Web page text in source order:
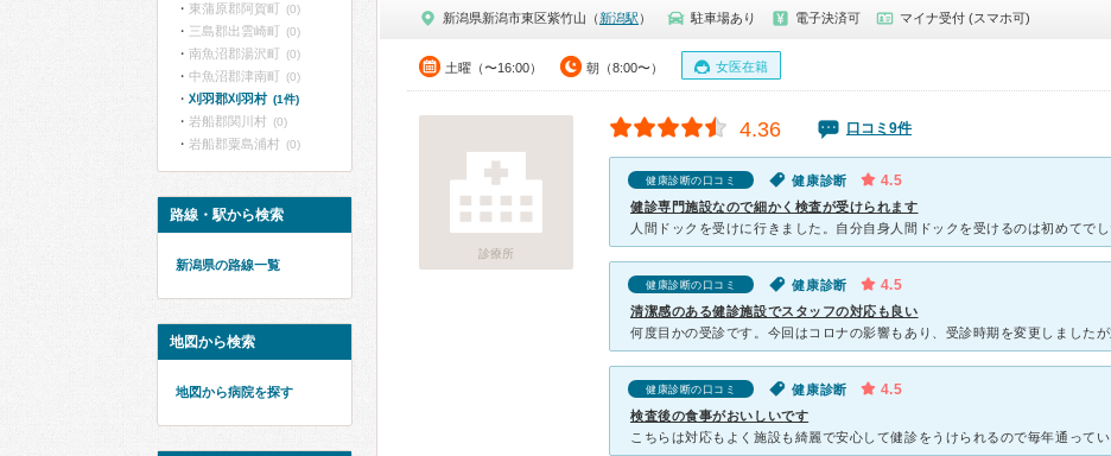
新潟県新潟市東区紫竹山（ 新潟駅 ） 駐車場あり 電子決済可 マイナ受付 (スマホ可)
土曜（〜16:00） 朝（8:00〜） 女医在籍
診療所
4.36 口コミ9件
健康診断の口コミ 健康診断 4.5
健診専門施設なので細かく検査が受けられます
健康診断の口コミ 健康診断 4.5
清潔感のある健診施設でスタッフの対応も良い
健康診断の口コミ 健康診断 4.5
検査後の食事がおいしいです
東蒲原郡阿賀町 (0)
三島郡出雲崎町 (0)
南魚沼郡湯沢町 (0)
中魚沼郡津南町 (0)
刈羽郡刈羽村 (1件)
岩船郡関川村 (0)
岩船郡粟島浦村 (0)
路線・駅から検索
新潟県の路線一覧
地図から検索
地図から病院を探す